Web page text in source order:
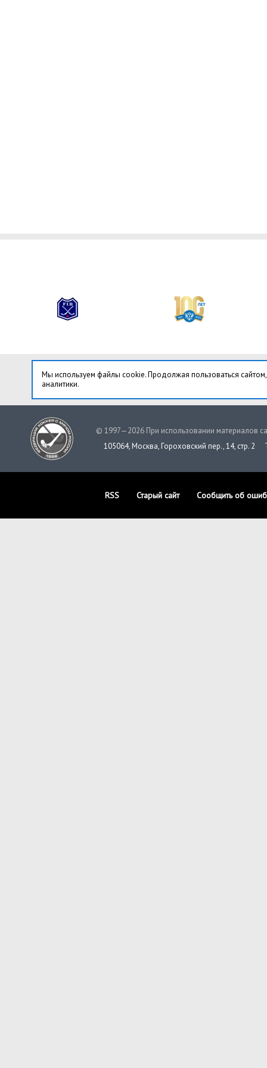
Мы используем файлы cookie. Продолжая пользоваться
аналитики.
© 1997—2026 При использовании материалов
105064, Москва, Гороховский пер., 14, стр. 2
RSS Старый сайт Сообщить об